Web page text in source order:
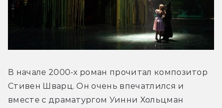
В начале 2000-х роман прочитал композитор
Стивен Шварц. Он очень впечатлился и
вместе с драматургом Уинни Хольцман